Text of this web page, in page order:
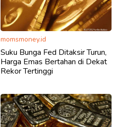
momsmoney.id
Suku Bunga Fed Ditaksir Turun,
Harga Emas Bertahan di Dekat
Rekor Tertinggi